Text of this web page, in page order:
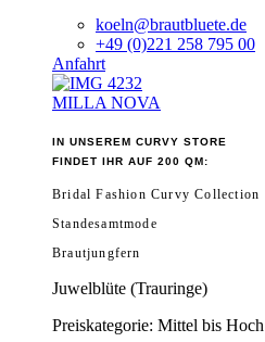
koeln@brautbluete.de
+49 (0)221 258 795 00
Anfahrt
MILLA NOVA
IN UNSEREM CURVY STORE
FINDET IHR AUF 200 QM:
Bridal Fashion Curvy Collection
Standesamtmode
Brautjungfern
Juwelblüte (Trauringe)
Preiskategorie: Mittel bis Hoch